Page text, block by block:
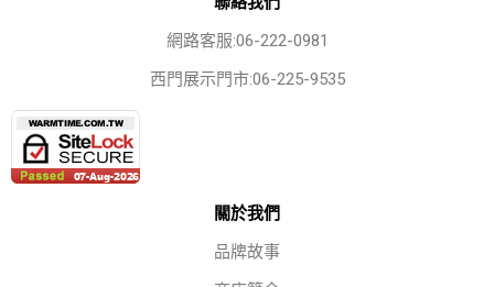
網路客服:06-222-0981
西門展示門市:06-225-9535
關於我們
品牌故事